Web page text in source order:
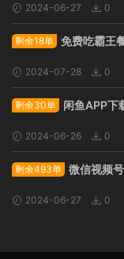
2024-06-27 0
剩余18单 免费吃霸王
2024-07-28 0
剩余30单 闲鱼APP下
2024-06-26 0
剩余493单 微信视频
2024-06-27 0